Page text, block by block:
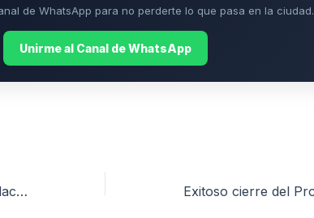
de WhatsApp para no perderte lo que pasa en la ciudad.
Unirme al Canal de WhatsApp
Puesta en valor en la plaza Guardacostas Río Iguazú del Bosque Peralta Ramos